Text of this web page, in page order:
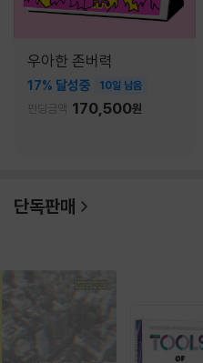
우아한 존버력
17% 달성중 10일 남음
펀딩금액 170,500원
단독판매